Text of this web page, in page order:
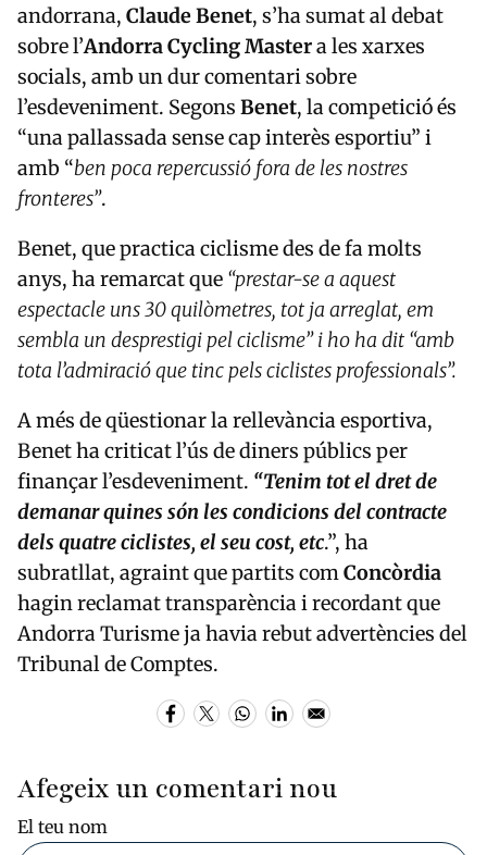
andorrana, Claude Benet, s’ha sumat al debat
sobre l’Andorra Cycling Mastera les xarxes
socials, amb un dur comentari sobre
l’esdeveniment. Segons Benet, la competició és
“una pallassada sense cap interès esportiu” i
amb “ben poca repercussió fora de les nostres
fronteres”.
Benet, que practica ciclisme des de fa molts
anys, ha remarcat que “prestar-se a aquest
espectacle uns 30 quilòmetres, tot ja arreglat, em
sembla un desprestigi pel ciclisme” i ho ha dit “amb
tota l’admiració que tinc pels ciclistes professionals”.
A més de qüestionar la rellevància esportiva,
Benet ha criticat l’ús de diners públics per
finançar l’esdeveniment. “Tenim tot el dret de
demanar quines són les condicions del contracte
dels quatre ciclistes, el seu cost, etc.”, ha
subratllat, agraint que partits comConcòrdia
hagin reclamat transparència i recordant que
Andorra Turisme ja havia rebut advertències del
Tribunal de Comptes.
Afegeix un comentari nou
El teu nom